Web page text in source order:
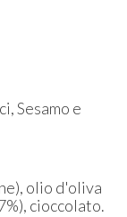
Sesamo e
olio d'oliva
cioccolato.